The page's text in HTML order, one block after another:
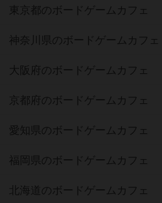
東京都のボードゲームカフェ
神奈川県のボードゲームカフェ
大阪府のボードゲームカフェ
京都府のボードゲームカフェ
愛知県のボードゲームカフェ
福岡県のボードゲームカフェ
北海道のボードゲームカフェ